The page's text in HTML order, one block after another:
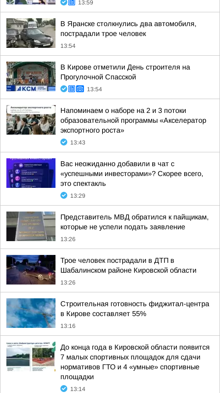
13:59
В Яранске столкнулись два автомобиля,
пострадали трое человек
13:54
В Кирове отметили День строителя на
Прогулочной Спасской
13:54
Напоминаем о наборе на 2 и 3 потоки
образовательной программы «Акселератор
экспортного роста»
13:43
Вас неожиданно добавили в чат с
«успешными инвесторами»? Скорее всего,
это спектакль
13:29
Представитель МВД обратился к пайщикам,
которые не успели подать заявление
13:26
Трое человек пострадали в ДТП в
Шабалинском районе Кировской области
13:26
Строительная готовность фиджитал-центра
в Кирове составляет 55%
13:16
До конца года в Кировской области появится
7 малых спортивных площадок для сдачи
нормативов ГТО и 4 «умные» спортивные
площадки
13:14